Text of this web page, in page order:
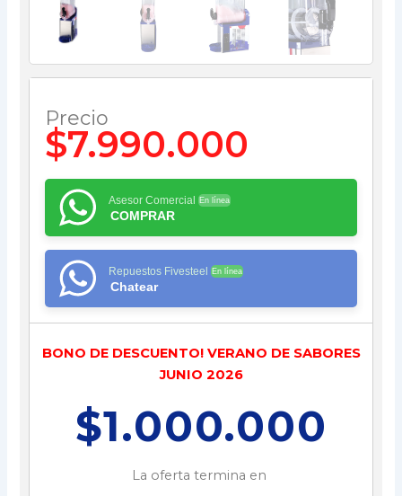
Precio
$7.990.000
Asesor Comercial En línea
COMPRAR
Repuestos Fivesteel En línea
Chatear
BONO DE DESCUENTO! VERANO DE SABORES
JUNIO 2026
$1.000.000
La oferta termina en